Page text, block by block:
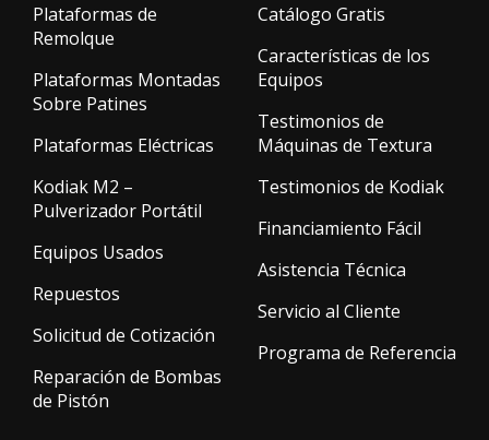
Plataformas de
Remolque
Plataformas Montadas
Sobre Patines
Plataformas Eléctricas
Kodiak M2 –
Pulverizador Portátil
Equipos Usados
Repuestos
Solicitud de Cotización
Reparación de Bombas
de Pistón
Catálogo Gratis
Características de los
Equipos
Testimonios de
Máquinas de Textura
Testimonios de Kodiak
Financiamiento Fácil
Asistencia Técnica
Servicio al Cliente
Programa de Referencia